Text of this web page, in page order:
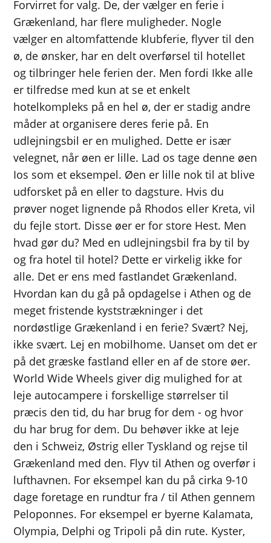
Forvirret for valg. De, der vælger en ferie i
Grækenland, har flere muligheder. Nogle
vælger en altomfattende klubferie, flyver til den
ø, de ønsker, har en delt overførsel til hotellet
og tilbringer hele ferien der. Men fordi Ikke alle
er tilfredse med kun at se et enkelt
hotelkompleks på en hel ø, der er stadig andre
måder at organisere deres ferie på. En
udlejningsbil er en mulighed. Dette er især
velegnet, når øen er lille. Lad os tage denne øen
Ios som et eksempel. Øen er lille nok til at blive
udforsket på en eller to dagsture. Hvis du
prøver noget lignende på Rhodos eller Kreta, vil
du fejle stort. Disse øer er for store Hest. Men
hvad gør du? Med en udlejningsbil fra by til by
og fra hotel til hotel? Dette er virkelig ikke for
alle. Det er ens med fastlandet Grækenland.
Hvordan kan du gå på opdagelse i Athen og de
meget fristende kyststrækninger i det
nordøstlige Grækenland i en ferie? Svært? Nej,
ikke svært. Lej en mobilhome. Uanset om det er
på det græske fastland eller en af ​​de store øer.
World Wide Wheels giver dig mulighed for at
leje autocampere i forskellige størrelser til
præcis den tid, du har brug for dem - og hvor
du har brug for dem. Du behøver ikke at leje
den i Schweiz, Østrig eller Tyskland og rejse til
Grækenland med den. Flyv til Athen og overfør i
lufthavnen. For eksempel kan du på cirka 9-10
dage foretage en rundtur fra / til Athen gennem
Peloponnes. For eksempel er byerne Kalamata,
Olympia, Delphi og Tripoli på din rute. Kyster,